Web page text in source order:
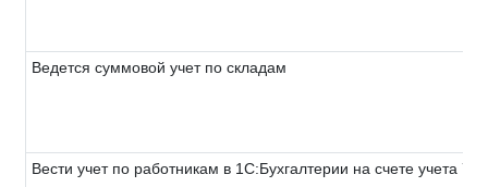
Ведется суммовой учет по складам
Вести учет по работникам в 1С:Бухгалтерии на счете учета 70